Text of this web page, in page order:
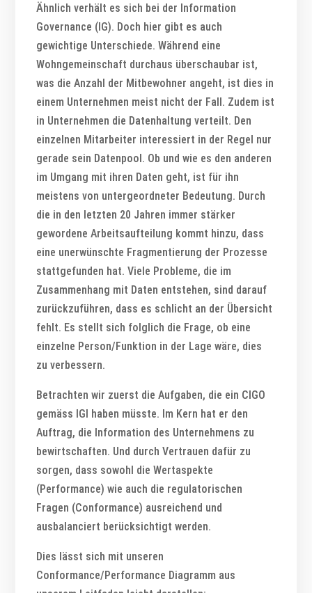
Ähnlich verhält es sich bei der Information
Governance (IG). Doch hier gibt es auch
gewichtige Unterschiede. Während eine
Wohngemeinschaft durchaus überschaubar ist,
was die Anzahl der Mitbewohner angeht, ist dies in
einem Unternehmen meist nicht der Fall. Zudem ist
in Unternehmen die Datenhaltung verteilt. Den
einzelnen Mitarbeiter interessiert in der Regel nur
gerade sein Datenpool. Ob und wie es den anderen
im Umgang mit ihren Daten geht, ist für ihn
meistens von untergeordneter Bedeutung. Durch
die in den letzten 20 Jahren immer stärker
gewordene Arbeitsaufteilung kommt hinzu, dass
eine unerwünschte Fragmentierung der Prozesse
stattgefunden hat. Viele Probleme, die im
Zusammenhang mit Daten entstehen, sind darauf
zurückzuführen, dass es schlicht an der Übersicht
fehlt. Es stellt sich folglich die Frage, ob eine
einzelne Person/Funktion in der Lage wäre, dies
zu verbessern.
Betrachten wir zuerst die Aufgaben, die ein CIGO
gemäss IGI haben müsste. Im Kern hat er den
Auftrag, die Information des Unternehmens zu
bewirtschaften. Und durch Vertrauen dafür zu
sorgen, dass sowohl die Wertaspekte
(Performance) wie auch die regulatorischen
Fragen (Conformance) ausreichend und
ausbalanciert berücksichtigt werden.
Dies lässt sich mit unseren
Conformance/Performance Diagramm aus